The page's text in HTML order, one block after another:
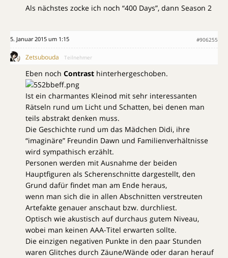
Als nächstes zocke ich noch “400 Days”, dann Season 2
5. Januar 2015 um 1:15 #906255
Zetsubouda Teilnehmer
Eben noch Contrast hinterhergeschoben.
Ist ein charmantes Kleinod mit sehr interessanten
Rätseln rund um Licht und Schatten, bei denen man
teils abstrakt denken muss.
Die Geschichte rund um das Mädchen Didi, ihre
“imaginäre” Freundin Dawn und Familienverhältnisse
wird sympathisch erzählt.
Personen werden mit Ausnahme der beiden
Hauptfiguren als Scherenschnitte dargestellt, den
Grund dafür findet man am Ende heraus,
wenn man sich die in allen Abschnitten verstreuten
Artefakte genauer anschaut bzw. durchliest.
Optisch wie akustisch auf durchaus gutem Niveau,
wobei man keinen AAA-Titel erwarten sollte.
Die einzigen negativen Punkte in den paar Stunden
waren Glitches durch Zäune/Wände oder daran herauf